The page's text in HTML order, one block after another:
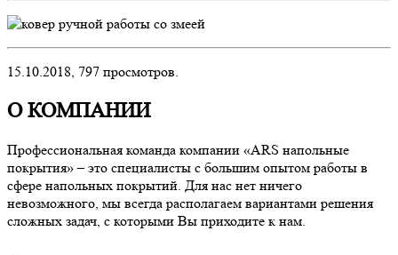
15.10.2018, 797 просмотров.
О КОМПАНИИ
Профессиональная команда компании «ARS напольные
покрытия» – это специалисты с большим опытом работы в
сфере напольных покрытий. Для нас нет ничего
невозможного, мы всегда располагаем вариантами решения
сложных задач, с которыми Вы приходите к нам.